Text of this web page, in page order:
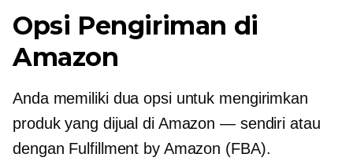
Opsi Pengiriman di
Amazon
Anda memiliki dua opsi untuk mengirimkan
produk yang dijual di Amazon — sendiri atau
dengan Fulfillment by Amazon (FBA).